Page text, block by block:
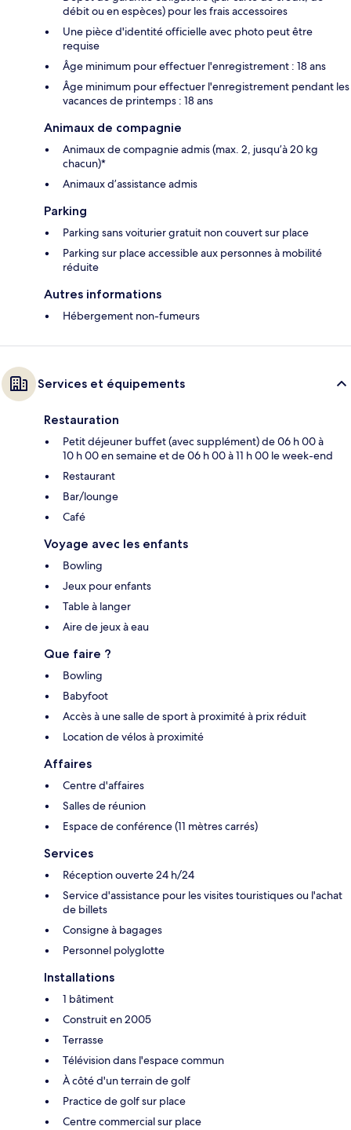
débit ou en espèces) pour les frais accessoires
Une pièce d'identité officielle avec photo peut être
requise
Âge minimum pour effectuer l'enregistrement : 18 ans
Âge minimum pour effectuer l'enregistrement pendant les
vacances de printemps : 18 ans
Animaux de compagnie
Animaux de compagnie admis (max. 2, jusqu’à 20 kg
chacun)*
Animaux d’assistance admis
Parking
Parking sans voiturier gratuit non couvert sur place
Parking sur place accessible aux personnes à mobilité
réduite
Autres informations
Hébergement non-fumeurs
Services et équipements
Restauration
Petit déjeuner buffet (avec supplément) de 06 h 00 à
10 h 00 en semaine et de 06 h 00 à 11 h 00 le week-end
Restaurant
Bar/lounge
Café
Voyage avec les enfants
Bowling
Jeux pour enfants
Table à langer
Aire de jeux à eau
Que faire ?
Bowling
Babyfoot
Accès à une salle de sport à proximité à prix réduit
Location de vélos à proximité
Affaires
Centre d'affaires
Salles de réunion
Espace de conférence (11 mètres carrés)
Services
Réception ouverte 24 h/24
Service d'assistance pour les visites touristiques ou l'achat
de billets
Consigne à bagages
Personnel polyglotte
Installations
1 bâtiment
Construit en 2005
Terrasse
Télévision dans l'espace commun
À côté d'un terrain de golf
Practice de golf sur place
Centre commercial sur place